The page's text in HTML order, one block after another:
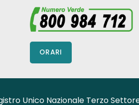
ORARI
Unico Nazionale Terzo